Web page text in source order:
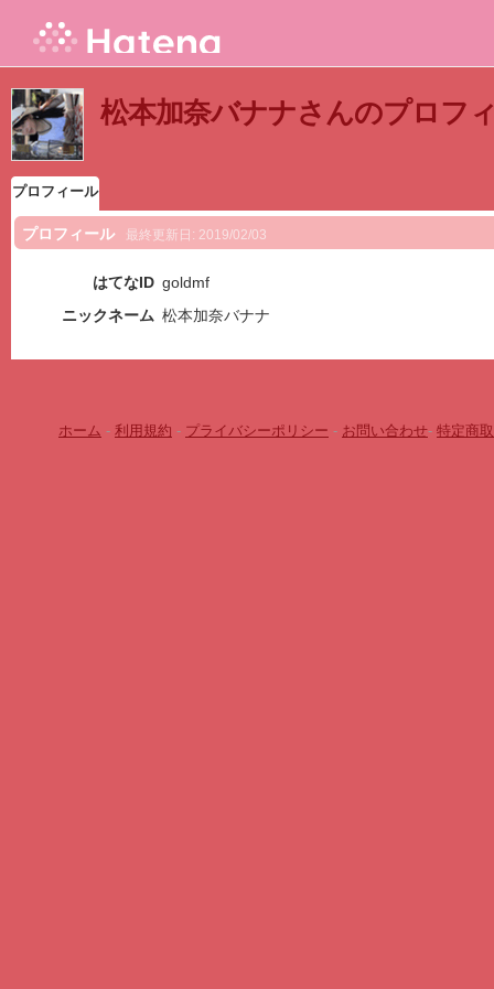
松本加奈バナナさんのプロフ
プロフィール
プロフィール 最終更新日: 2019/02/03
はてなID goldmf
ニックネーム 松本加奈バナナ
ホーム - 利用規約 - プライバシーポリシー - お問い合わせ- 特定商